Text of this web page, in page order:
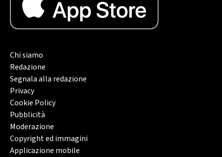
Chi siamo
Redazione
Segnala alla redazione
Privacy
Cookie Policy
Pubblicità
Moderazione
Copyright ed immagini
Applicazione mobile